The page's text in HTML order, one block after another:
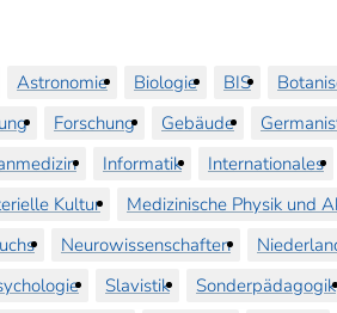
Astronomie Biologie BIS
Forschung Gebäude
Informatik Internationales
Kultur Medizinische Physik und
Neurowissenschaften
Slavistik Sonderpädagogik